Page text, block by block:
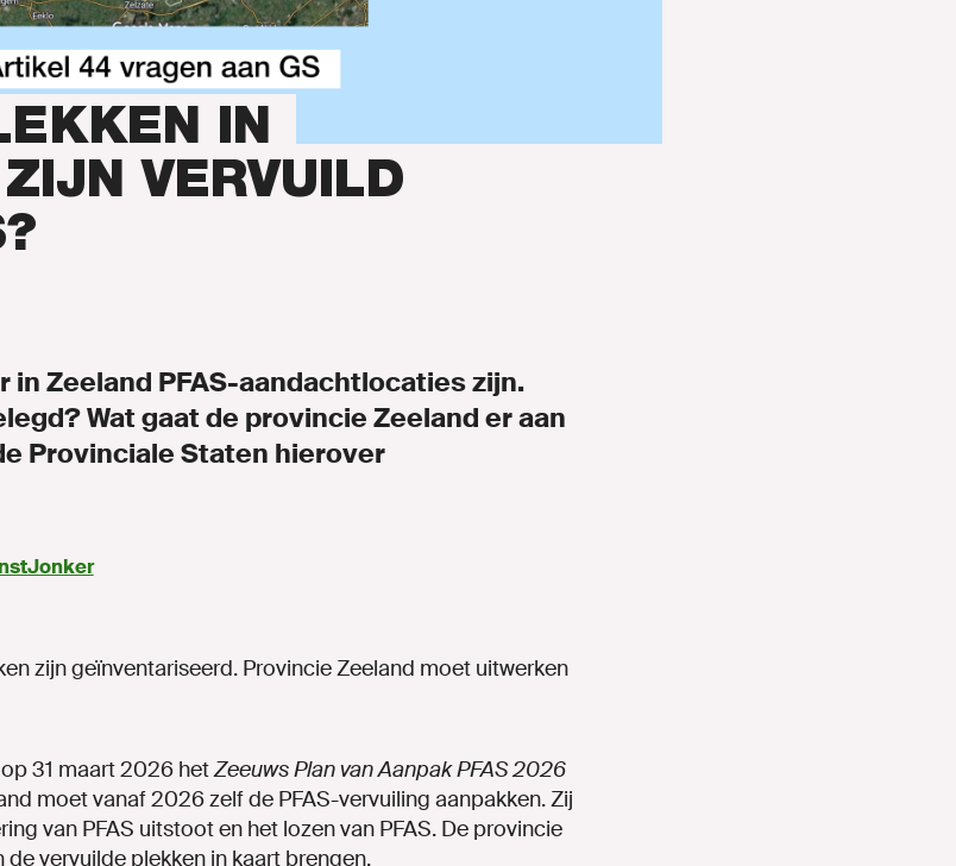
IN
VERVUILD
in Zeeland PFAS-aandachtlocaties zijn.
Wat gaat de provincie Zeeland er aan
Provinciale Staten hierover
zijn geïnventariseerd. Provincie Zeeland moet uitwerken
31 maart 2026 hetZeeuws Plan van Aanpak PFAS 2026
moet vanaf 2026 zelf de PFAS-vervuiling aanpakken. Zij
van PFAS uitstoot en het lozen van PFAS. De provincie
vervuilde plekken in kaart brengen.